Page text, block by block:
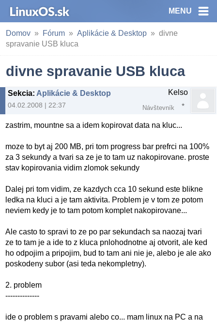
MENU
Domov Fórum Aplikácie & Desktop
divne
spravanie USB kluca
divne spravanie USB kluca
Sekcia: Aplikácie & Desktop
04.02.2008 | 22:37
Kelso
Návštevník
zastrim, mountne sa a idem kopirovat data na kluc...
moze to byt aj 200 MB, pri tom progress bar prefrci na 100%
za 3 sekundy a tvari sa ze je to tam uz nakopirovane. proste
stav kopirovania vidim zlomok sekundy
Dalej pri tom vidim, ze kazdych cca 10 sekund este blikne
ledka na kluci a je tam aktivita. Problem je v tom ze potom
neviem kedy je to tam potom komplet nakopirovane...
Ale casto to spravi to ze po par sekundach sa naozaj tvari
ze to tam je a ide to z kluca pnlohodnotne aj otvorit, ale ked
ho odpojim a pripojim, bud to tam ani nie je, alebo je ale ako
poskodeny subor (asi teda nekompletny).
2. problem
--------------
ide o problem s pravami alebo co... mam linux na PC a na